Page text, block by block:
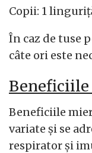
Copii: 1
În caz de tuse
câte ori este
Beneficiile
variate și se
respirator și